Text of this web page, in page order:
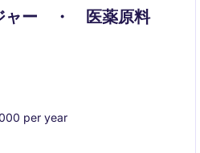
ャー ・ 医薬原料
per year